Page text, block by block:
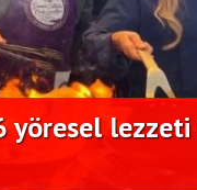
yöresel